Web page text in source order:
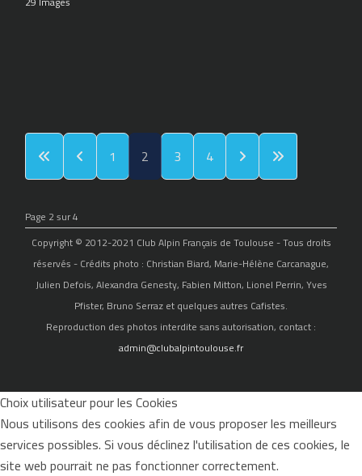
1 2 3 4
Page 2 sur 4
Copyright © 2012-2021 Club Alpin Français de Toulouse - Tous droits
réservés - Crédits photo : Christian Biard, Marie-Hélène Carcanague,
Julien Defois, Alexandra Genesty, Fabien Mitton, Lionel Perrin, Yves
Pfister, Bruno Serraz et quelques autres Cafistes.
Reproduction des photos interdite sans autorisation, contact :
admin@clubalpintoulouse.fr
Choix utilisateur pour les Cookies
Nous utilisons des cookies afin de vous proposer les meilleurs
services possibles. Si vous déclinez l'utilisation de ces cookies, le
site web pourrait ne pas fonctionner correctement.